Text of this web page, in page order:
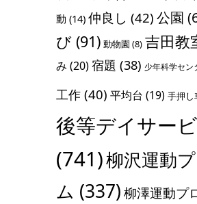
動 (14) 仲良し (42) 公園
び (91) 動物園 (8) 吉田教
み (20)宿題 (38) 少年科学セン
工作 (40) 平均台 (19) 手押し
後等デイサー
(741)柳沢運動
ム (337)柳澤運動プ